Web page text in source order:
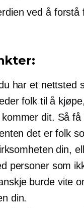
ved å forstå
har et nettsted
folk til å
dit. Så få
det er folk
din,
personer som
burde vite
din.